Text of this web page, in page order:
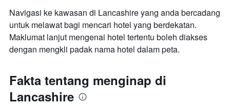
Navigasi ke kawasan di Lancashire yang anda bercadang
untuk melawat bagi mencari hotel yang berdekatan.
Maklumat lanjut mengenai hotel tertentu boleh diakses
dengan mengkli padak nama hotel dalam peta.
Fakta tentang menginap di
Lancashire